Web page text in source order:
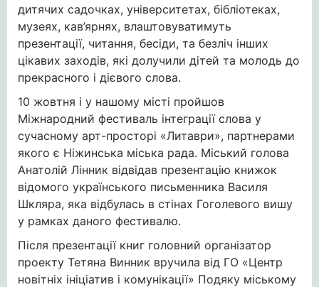
дитячих садочках, університетах, бібліотеках,
музеях, кав’ярнях, влаштовуватимуть
презентації, читання, бесіди, та безліч інших
цікавих заходів, які долучили дітей та молодь до
прекрасного і дієвого слова.
10 жовтня і у нашому місті пройшов
Міжнародний фестиваль інтеграції слова у
сучасному арт-просторі «Литаври», партнерами
якого є Ніжинська міська рада. Міський голова
Анатолій Лінник відвідав презентацію книжок
відомого українського письменника Василя
Шкляра, яка відбулась в стінах Гоголевого вишу
у рамках даного фестивалю.
Після презентації книг головний організатор
проекту Тетяна Винник вручила від ГО «Центр
новітніх ініціатив і комунікації» Подяку міському